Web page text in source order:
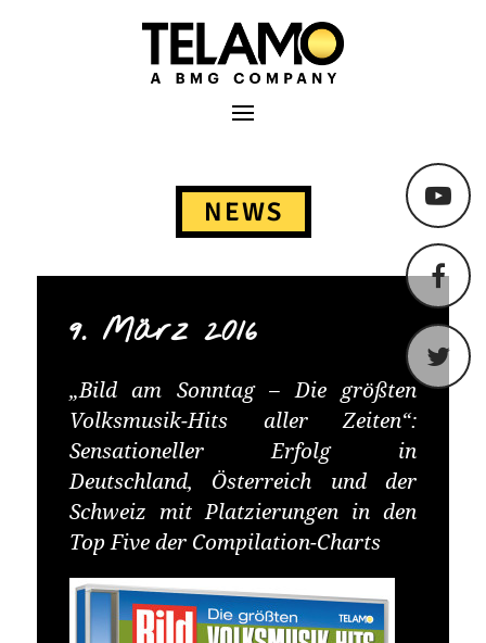
TELAMO
Primäres Menü
NEWS
9. März 2016
„Bild am Sonntag – Die größten
Volksmusik-Hits aller Zeiten“:
Sensationeller Erfolg in
Deutschland, Österreich und der
Schweiz mit Platzierungen in den
Top Five der Compilation-Charts